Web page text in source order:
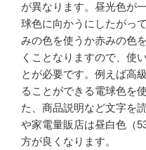
が異なります。昼光色が
球色に向かうにしたがっ
みの色を使うか赤みの色
くことなりますので、使
とが必要です。例えば高
ることができる電球色を
た、商品説明など文字を
や家電量販店は昼白色（
方が良くなります。